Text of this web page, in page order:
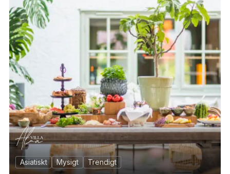
Asiatiskt Mysigt
Trendigt